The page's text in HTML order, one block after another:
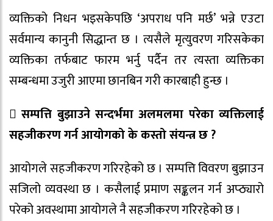
व्यक्तिको निधन भइसकेपछि ‘अपराध पनि मर्छ’ भन्ने एउटा
सर्वमान्य कानुनी सिद्धान्त छ । त्यसैले मृत्युवरण गरिसकेका
व्यक्तिका तर्फबाट फारम भर्नु पर्दैन तर त्यस्ता व्यक्तिका
सम्बन्धमा उजुरी आएमा छानबिन गरी कारबाही हुन्छ ।
 सम्पत्ति बुझाउने सन्दर्भमा अलमलमा परेका व्यक्तिलाई
सहजीकरण गर्न आयोगको के कस्तो संयन्त्र छ ?
आयोगले सहजीकरण गरिरहेको छ । सम्पत्ति विवरण बुझाउन
सजिलो व्यवस्था छ । कसैलाई प्रमाण सङ्कलन गर्न अप्ठ्यारो
परेको अवस्थामा आयोगले नै सहजीकरण गरिरहेको छ ।